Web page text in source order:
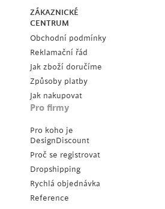
ZÁKAZNICKÉ
CENTRUM
Obchodní podmínky
Reklamační řád
Jak zboží doručíme
Způsoby platby
Jak nakupovat
Pro firmy
Pro koho je
DesignDiscount
Proč se registrovat
Dropshipping
Rychlá objednávka
Reference